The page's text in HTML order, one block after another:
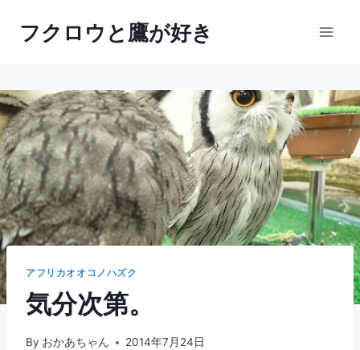
キ
ッ
プ
フクロウと鷹が好き
アフリカオオコノハズク
気分次第。
By おかあちゃん 2014年7月24日